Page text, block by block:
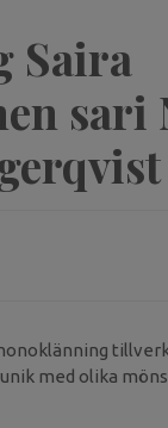
Saira
sari
med olika